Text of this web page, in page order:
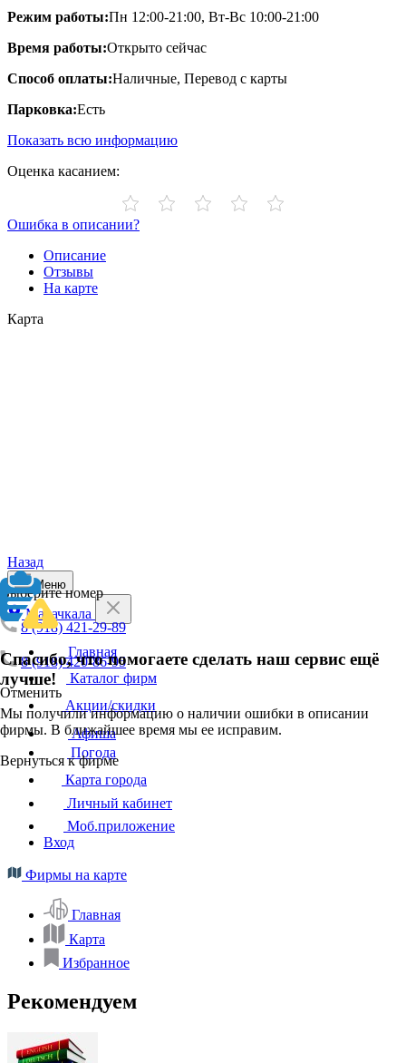
Режим работы:Пн 12:00-21:00, Вт-Вс 10:00-21:00
Время работы:Открыто сейчас
Способ оплаты:Наличные, Перевод с карты
Парковка:Есть
Показать всю информацию
Оценка касанием:
Ошибка в описании?
Описание
Отзывы
На карте
Карта
Назад
Выберите номер
8 (918) 421-29-89
8 (918) 420-86-95
Отменить
Спасибо, что помогаете сделать наш сервис ещё
лучше!
Мы получили информацию о наличии ошибки в описании
фирмы. В ближайшее время мы ее исправим.
Вернуться к фирме
Меню
Махачкала
Главная
Каталог фирм
Акции/скидки
Афиша
Погода
Карта города
Личный кабинет
Моб.приложение
Вход
Фирмы на карте
Главная
Карта
Избранное
Рекомендуем